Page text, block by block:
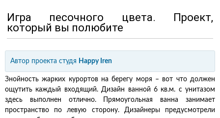
Игра песочного цвета. Проект,
который вы полюбите
Автор проекта студя Happy Iren
Знойность жарких курортов на берегу моря – вот что должен
ощутить каждый входящий. Дизайн ванной 6 кв.м. с унитазом
здесь выполнен отлично. Прямоугольная ванна занимает
пространство по левую сторону. Дизайнеры предусмотрели